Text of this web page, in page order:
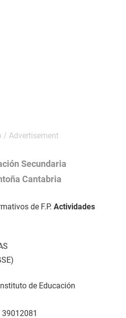
Secundaria
Cantabria
de F.P. Actividades
de Educación
39012081